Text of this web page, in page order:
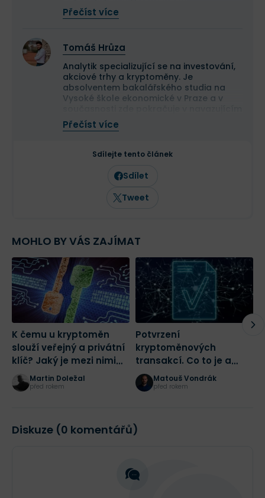
Snažím se co nejlépe pochopit
technologickou část Bitcoinu, ale
Přečíst více
Tomáš Hrůza
Analytik specializující se na investování,
akciové trhy a kryptoměny. Je
absolventem bakalářského studia na
Vysoké škole ekonomické v Praze a v
magisterském studiu.
Na finančních trzích se pohybuje již více
analýze tradičních i kryptoměnových
trhů. Ve Finexu působí jako šéfredaktor a
zaměřuje se na investování,
makroekonomii a aktuální dění na
finančních trzích.
Přečíst více
Sdílejte tento článek
Sdílet
Tweet
MOHLO BY VÁS ZAJÍMAT
K čemu u kryptoměn
slouží veřejný a privátní
klíč? Jaký je mezi nimi
rozdíl?Martin Doležal
před rokem
Potvrzení
kryptoměnových
transakcí. Co to je a
proč transakce čekají
na potvrzení?
Matouš Vondrák
před rokem
Diskuze (0 komentářů)